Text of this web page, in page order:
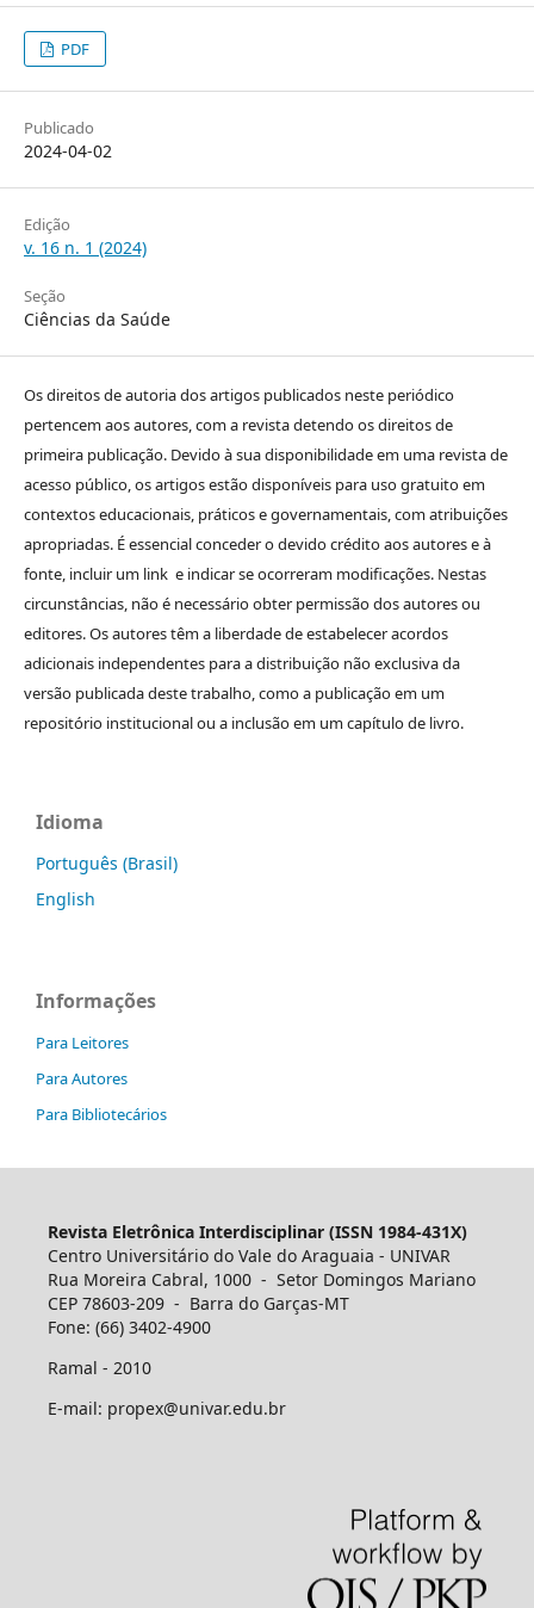
PDF
Publicado
2024-04-02
Edição
v. 16 n. 1 (2024)
Seção
Ciências da Saúde
Os direitos de autoria dos artigos publicados neste periódico
pertencem aos autores, com a revista detendo os direitos de
primeira publicação. Devido à sua disponibilidade em uma revista de
acesso público, os artigos estão disponíveis para uso gratuito em
contextos educacionais, práticos e governamentais, com atribuições
apropriadas. É essencial conceder o devido crédito aos autores e à
fonte, incluir um link e indicar se ocorreram modificações. Nestas
circunstâncias, não é necessário obter permissão dos autores ou
editores. Os autores têm a liberdade de estabelecer acordos
adicionais independentes para a distribuição não exclusiva da
versão publicada deste trabalho, como a publicação em um
repositório institucional ou a inclusão em um capítulo de livro.
Idioma
Português (Brasil)
English
Informações
Para Leitores
Para Autores
Para Bibliotecários
Revista Eletrônica Interdisciplinar (ISSN 1984-431X)
Centro Universitário do Vale do Araguaia - UNIVAR
Rua Moreira Cabral, 1000 - Setor Domingos Mariano
CEP 78603-209 - Barra do Garças-MT
Fone: (66) 3402-4900
Ramal - 2010
E-mail: propex@univar.edu.br